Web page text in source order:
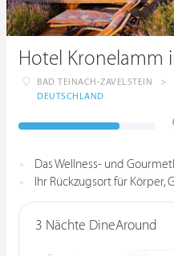
BAD TEINACH-ZAVELSTEIN >
DEUTSCHLAND
Das Wellness- und
Ihr Rückzugsort für Körper,
3 Nächte DineAround